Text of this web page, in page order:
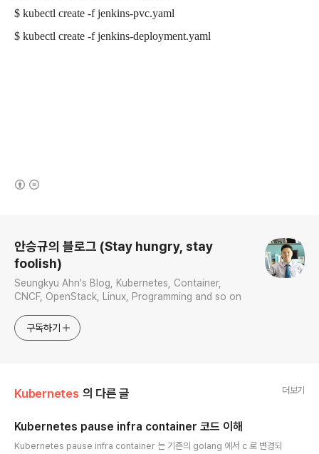
$ kubectl create -f jenkins-pvc.yaml
$ kubectl create -f jenkins-deployment.yaml
안승규의 블로그 (Stay hungry, stay
foolish)
Seungkyu Ahn's Blog, Kubernetes, Container,
CNCF, OpenStack, Linux, Programming and so on
구독하기
Kubernetes 의 다른 글 더보기
Kubernetes pause infra container 코드 이해
Kubernetes pause infra container 는 기존의 golang 에서 c 로 변경되